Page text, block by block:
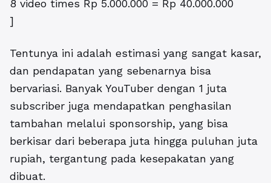
8 video times Rp 5.000.000 = Rp 40.000.000
]
Tentunya ini adalah estimasi yang sangat kasar,
dan pendapatan yang sebenarnya bisa
bervariasi. Banyak YouTuber dengan 1 juta
subscriber juga mendapatkan penghasilan
tambahan melalui sponsorship, yang bisa
berkisar dari beberapa juta hingga puluhan juta
rupiah, tergantung pada kesepakatan yang
dibuat.